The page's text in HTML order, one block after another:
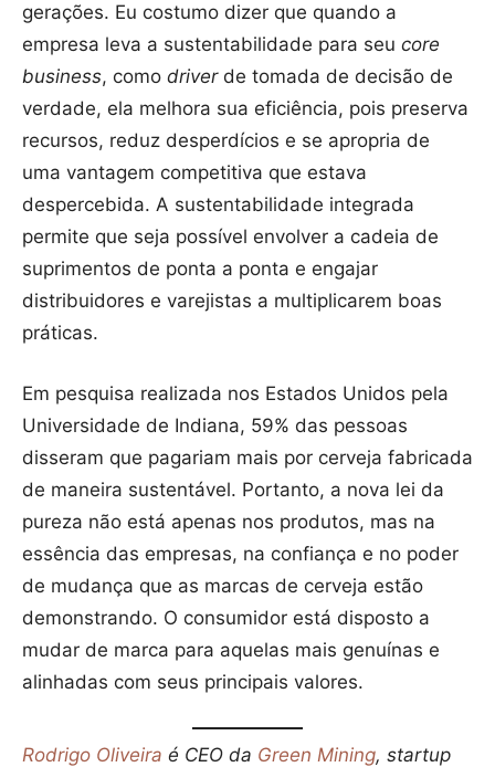
gerações. Eu costumo dizer que quando a
empresa leva a sustentabilidade para seu core
business, como driverde tomada de decisão de
verdade, ela melhora sua eficiência, pois preserva
recursos, reduz desperdícios e se apropria de
uma vantagem competitiva que estava
despercebida. A sustentabilidade integrada
permite que seja possível envolver a cadeia de
suprimentos de ponta a ponta e engajar
distribuidores e varejistas a multiplicarem boas
práticas.
Em pesquisa realizada nos Estados Unidos pela
Universidade de Indiana, 59% das pessoas
disseram que pagariam mais por cerveja fabricada
de maneira sustentável. Portanto, a nova lei da
pureza não está apenas nos produtos, mas na
essência das empresas, na confiança e no poder
de mudança que as marcas de cerveja estão
demonstrando. O consumidor está disposto a
mudar de marca para aquelas mais genuínas e
alinhadas com seus principais valores.
Rodrigo Oliveira é CEO da Green Mining, startup